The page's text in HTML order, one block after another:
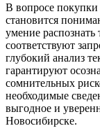
В вопросе
становится
умение распознать
соответствуют
глубокий анализ
гарантируют
сомнительных
необходимые
выгодное и
Новосибирске.